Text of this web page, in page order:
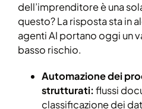
dell’imprenditore è una
questo? La risposta sta in
agenti AI portano oggi un
basso rischio.
Automazione dei
strutturati:flussi
classificazione dei